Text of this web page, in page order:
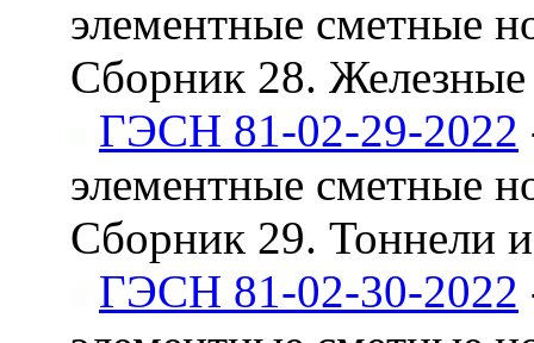
элементные сметные
Сборник 28. Железные
ГЭСН 81-02-29-2022
элементные сметные
Сборник 29. Тоннели
ГЭСН 81-02-30-2022